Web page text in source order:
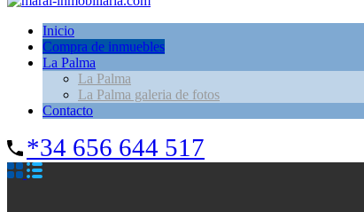
Inicio
Compra de inmuebles
La Palma
La Palma
La Palma galeria de fotos
Contacto
*34 656 644 517